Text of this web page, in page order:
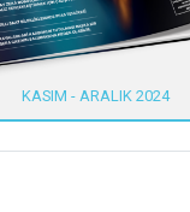
KASIM - ARALIK 2024